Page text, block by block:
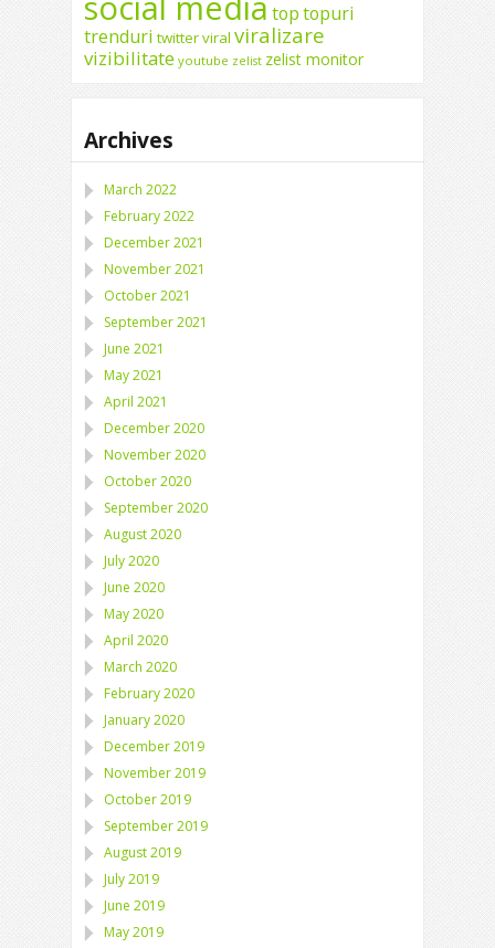
toptopuri
trenduri twitterviral viralizare
vizibilitate youtube zelist zelist monitor
Archives
March 2022
February 2022
December 2021
November 2021
October 2021
September 2021
June 2021
May 2021
April 2021
December 2020
November 2020
October 2020
September 2020
August 2020
July 2020
June 2020
May 2020
April 2020
March 2020
February 2020
January 2020
December 2019
November 2019
October 2019
September 2019
August 2019
July 2019
June 2019
May 2019